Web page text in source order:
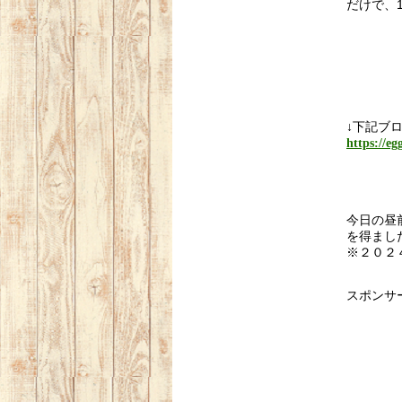
だけで、
↓下記ブ
https://
今日の昼
を得まし
※２０２
スポンサ